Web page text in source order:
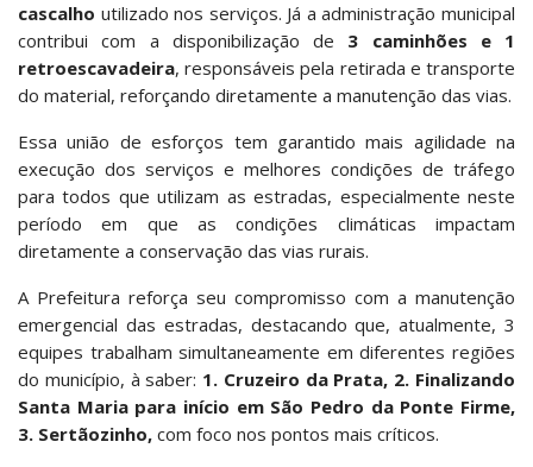
cascalho utilizado nos serviços. Já a administração municipal
contribui com a disponibilização de 3 caminhões e 1
retroescavadeira, responsáveis pela retirada e transporte
do material, reforçando diretamente a manutenção das vias.
Essa união de esforços tem garantido mais agilidade na
execução dos serviços e melhores condições de tráfego
para todos que utilizam as estradas, especialmente neste
período em que as condições climáticas impactam
diretamente a conservação das vias rurais.
A Prefeitura reforça seu compromisso com a manutenção
emergencial das estradas, destacando que, atualmente, 3
equipes trabalham simultaneamente em diferentes regiões
do município, à saber: 1. Cruzeiro da Prata, 2. Finalizando
Santa Maria para início em São Pedro da Ponte Firme,
3. Sertãozinho, com foco nos pontos mais críticos.